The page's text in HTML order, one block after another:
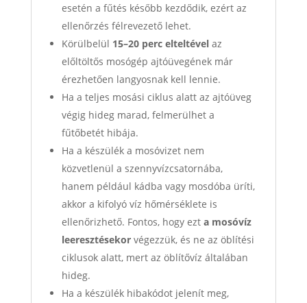
esetén a fűtés később kezdődik, ezért az
ellenőrzés félrevezető lehet.
Körülbelül 15–20 perc elteltévelaz
előltöltős mosógép ajtóüvegének már
érezhetően langyosnak kell lennie.
Ha a teljes mosási ciklus alatt az ajtóüveg
végig hideg marad, felmerülhet a
fűtőbetét hibája.
Ha a készülék a mosóvizet nem
közvetlenül a szennyvízcsatornába,
hanem például kádba vagy mosdóba üríti,
akkor a kifolyó víz hőmérséklete is
ellenőrizhető. Fontos, hogy ezt a mosóvíz
leeresztésekorvégezzük, és ne az öblítési
ciklusok alatt, mert az öblítővíz általában
hideg.
Ha a készülék hibakódot jelenít meg,